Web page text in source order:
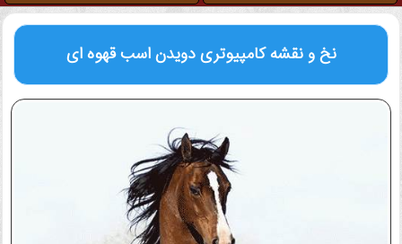
نخ و نقشه کامپیوتریدویدن اسب قهوه ای